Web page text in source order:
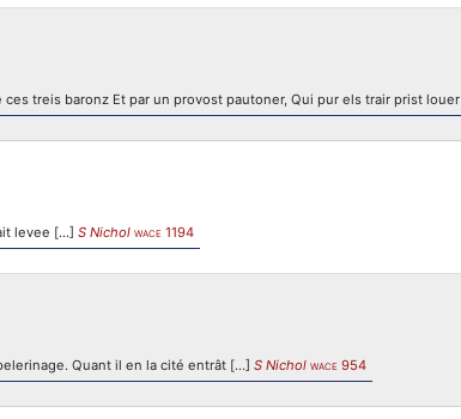
treis baronz Et par un provost pautoner, Qui pur els trair prist louer
levee [...] S Nichol WACE 1194
Quant il en la cité entrât [...] S Nichol WACE 954